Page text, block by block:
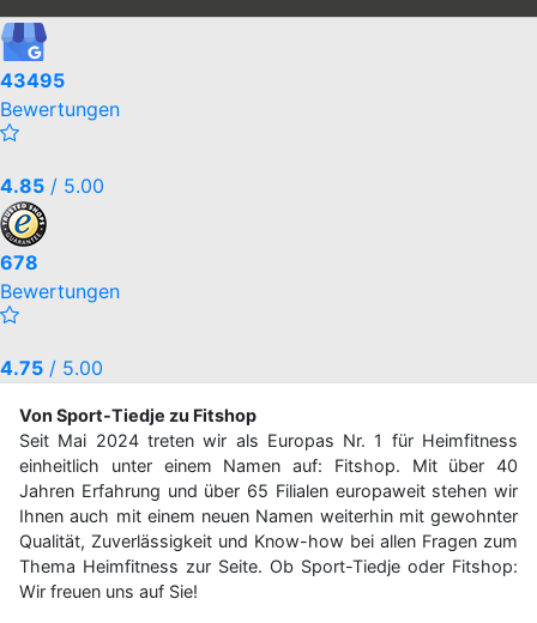
43495
Bewertungen
4.85 / 5.00
678
Bewertungen
4.75 / 5.00
Von Sport-Tiedje zu Fitshop
Seit Mai 2024 treten wir als Europas Nr. 1 für Heimfitness
einheitlich unter einem Namen auf: Fitshop. Mit über 40
Jahren Erfahrung und über 65 Filialen europaweit stehen wir
Ihnen auch mit einem neuen Namen weiterhin mit gewohnter
Qualität, Zuverlässigkeit und Know-how bei allen Fragen zum
Thema Heimfitness zur Seite. Ob Sport-Tiedje oder Fitshop:
Wir freuen uns auf Sie!